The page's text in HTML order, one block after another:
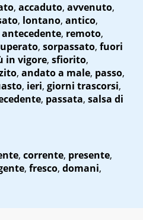
, accaduto, avvenuto,
, lontano, antico,
antecedente, remoto,
, sorpassato, fuori
in vigore, sfiorito,
, andato a male, passo,
, ieri, giorni trascorsi,
, passata, salsa di
, corrente, presente,
, fresco, domani,